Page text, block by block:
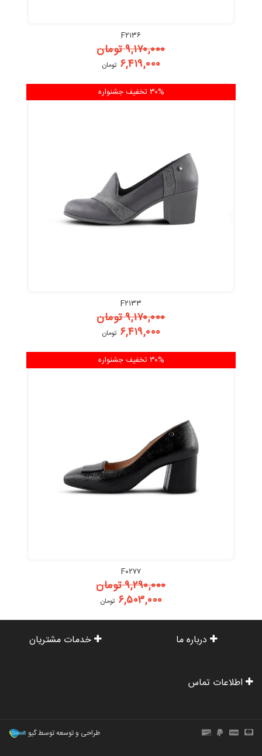
F۲۱۳۶
۹,۱۷۰,۰۰۰تومان
۶,۴۱۹,۰۰۰ تومان
F۲۱۳۳
۹,۱۷۰,۰۰۰تومان
۶,۴۱۹,۰۰۰ تومان
۳۰% تخفیف جشنواره
F۰۲۷۷
۹,۲۹۰,۰۰۰تومان
۶,۵۰۳,۰۰۰ تومان
۳۰% تخفیف جشنواره
درباره ما خدمات مشتریان
اطلاعات تماس
طراحی و توسعه توسط گیو